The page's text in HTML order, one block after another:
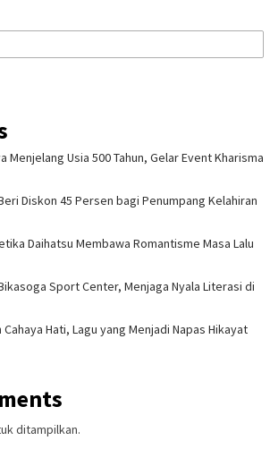
Menjelang Usia 500 Tahun, Gelar Event Kharisma
Diskon 45 Persen bagi Penumpang Kelahiran
Daihatsu Membawa Romantisme Masa Lalu
Sport Center, Menjaga Nyala Literasi di
Hati, Lagu yang Menjadi Napas Hikayat
ditampilkan.